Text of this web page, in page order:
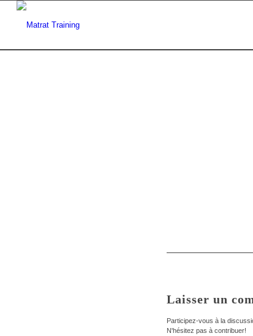
Laisser un
Participez-vous à la
N'hésitez pas à contribuer!